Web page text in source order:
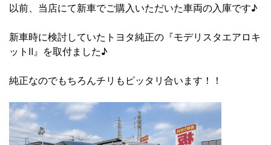
以前、当店にて新車でご購入いただいた車両の入庫です♪
新車時に検討していたトヨタ純正の『モデリスタエアロキ
ットⅡ』を取付ました♪
純正なのでもちろんチリもピッタリ合います！！